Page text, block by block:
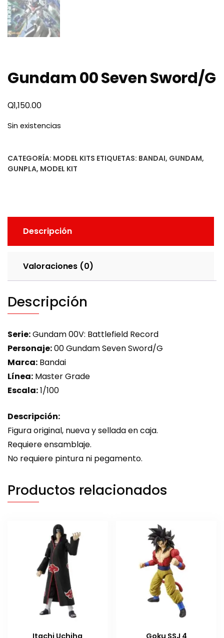
Gundam 00 Seven Sword/G
Q1,150.00
Sin existencias
CATEGORÍA: MODEL KITS ETIQUETAS: BANDAI, GUNDAM,
GUNPLA, MODEL KIT
Descripción
Valoraciones (0)
Descripción
Serie:Gundam 00V: Battlefield Record
Personaje:00 Gundam Seven Sword/G
Marca: Bandai
Línea: Master Grade
Escala:1/100
Descripción:
Figura original, nueva y sellada en caja.
Requiere ensamblaje.
No requiere pintura ni pegamento.
Productos relacionados